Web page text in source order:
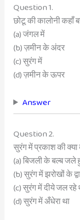
Question 1.
छोटू की कालोनी कहाँ
(a) जंगल में
(b) ज़मीन के अंदर
(c) सुरंग में
(d) ज़मीन के ऊपर
Answer
Question 2.
सुरंग में प्रकाश की क्या
(a) बिजली के बल्ब जले
(b) सुरंग में झरोखों के
(c) सुरंग में दीये जल रहे
(d) सुरंग में अँधेरा था